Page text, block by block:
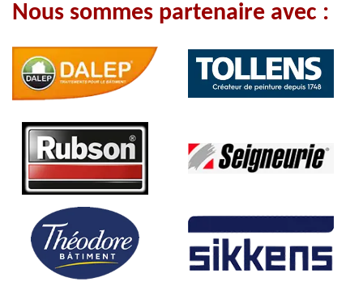
Nous sommes partenaire avec :